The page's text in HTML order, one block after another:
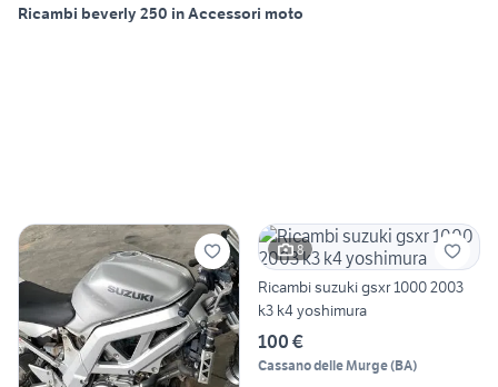
Ricambi beverly 250 in Accessori moto
8
Ricambi suzuki gsxr 1000 2003
k3 k4 yoshimura
100 €
Cassano delle Murge(BA)